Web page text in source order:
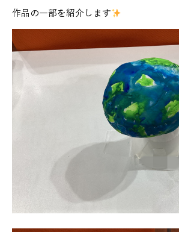
作品の一部を紹介します